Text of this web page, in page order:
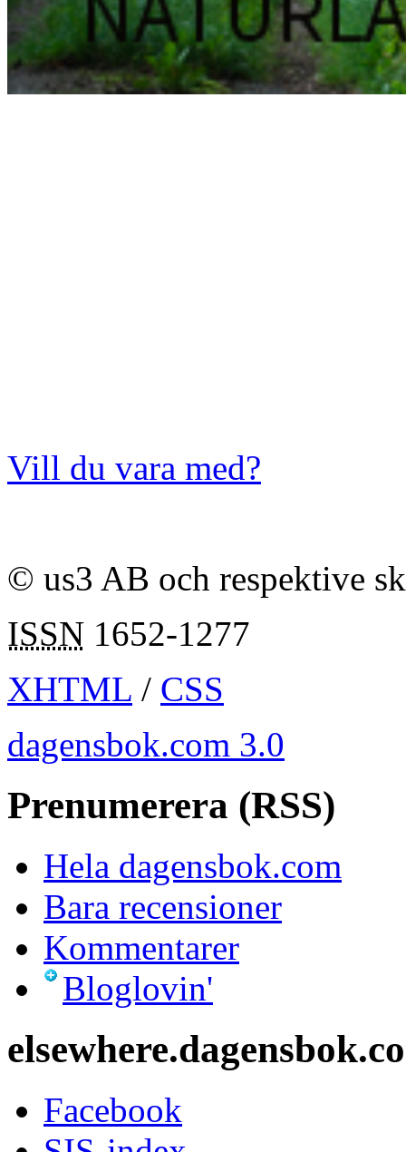
Vill du vara med?
© us3 AB och respektive
ISSN 1652-1277
XHTML / CSS
dagensbok.com 3.0
Prenumerera (RSS)
Hela dagensbok.com
Bara recensioner
Kommentarer
Bloglovin'
Facebook